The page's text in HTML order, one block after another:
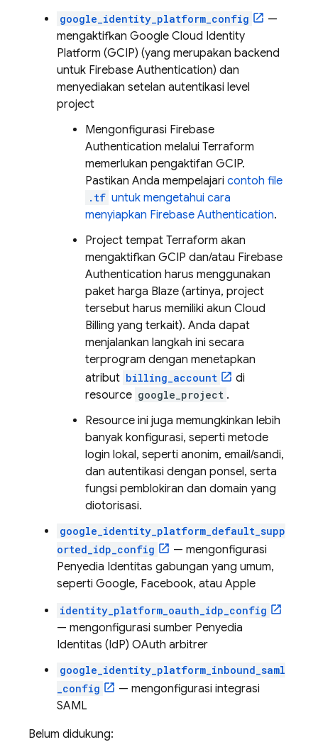
google_identity_platform_config
—
mengaktifkan Google Cloud Identity
Platform (GCIP) (yang merupakan backend
untuk Firebase Authentication) dan
menyediakan setelan autentikasi level
project
Mengonfigurasi Firebase
Authentication melalui Terraform
memerlukan pengaktifan GCIP.
Pastikan Anda mempelajari contoh file
.tf untuk mengetahui cara
menyiapkan Firebase Authentication.
Project tempat Terraform akan
mengaktifkan GCIP dan/atau Firebase
Authentication harus menggunakan
paket harga Blaze (artinya, project
tersebut harus memiliki akun Cloud
Billing yang terkait). Anda dapat
menjalankan langkah ini secara
terprogram dengan menetapkan
atribut billing_account
di
resource google_project .
Resource ini juga memungkinkan lebih
banyak konfigurasi, seperti metode
login lokal, seperti anonim, email/sandi,
dan autentikasi dengan ponsel, serta
fungsi pemblokiran dan domain yang
diotorisasi.
google_identity_platform_default_supp
orted_idp_config
— mengonfigurasi
Penyedia Identitas gabungan yang umum,
seperti Google, Facebook, atau Apple
identity_platform_oauth_idp_config
— mengonfigurasi sumber Penyedia
Identitas (IdP) OAuth arbitrer
google_identity_platform_inbound_saml
_config
— mengonfigurasi integrasi
SAML
Belum didukung: